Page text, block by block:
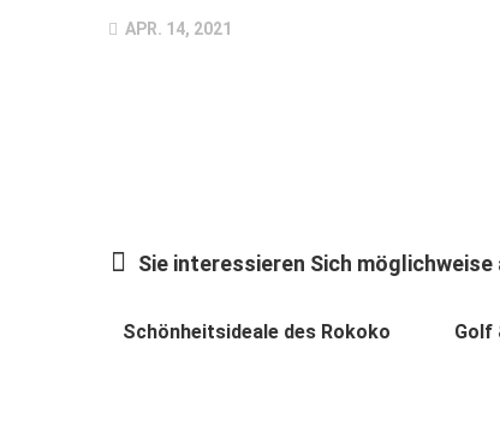
APR. 14, 2021
Sie interessieren Sich möglichweise
Schönheitsideale des Rokoko Golf